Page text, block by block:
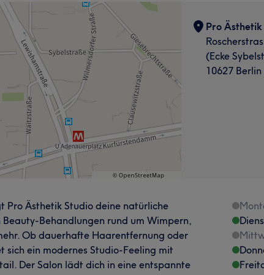
Pro
(Ecke
10627 Berlin
Pro Ästhetik Studio deine natürliche
Behandlungen rund um Wimpern,
Ob dauerhafte Haarentfernung oder
sich ein modernes Studio-Feeling mit
Der Salon lädt dich in eine entspannte